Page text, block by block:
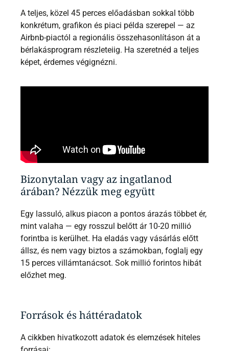
A teljes, közel 45 perces előadásban sokkal több
konkrétum, grafikon és piaci példa szerepel — az
Airbnb-piactól a regionális összehasonlításon át a
bérlakásprogram részleteiig. Ha szeretnéd a teljes
képet, érdemes végignézni.
Bizonytalan vagy az ingatlanod
árában? Nézzük meg együtt
Egy lassuló, alkus piacon a pontos árazás többet ér,
mint valaha — egy rosszul belőtt ár 10-20 millió
forintba is kerülhet. Ha eladás vagy vásárlás előtt
állsz, és nem vagy biztos a számokban, foglalj egy
15 perces villámtanácsot. Sok millió forintos hibát
előzhet meg.
Források és háttéradatok
A cikkben hivatkozott adatok és elemzések hiteles